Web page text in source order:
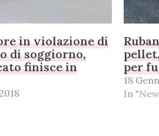
in violazione di
di soggiorno,
finisce in
per
18
In